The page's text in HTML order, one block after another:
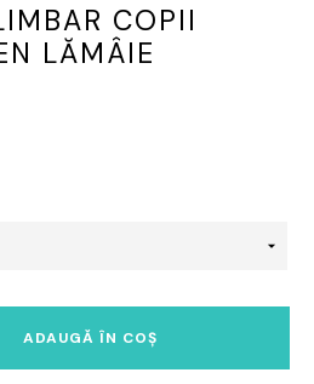
COPII
LĂMÂIE
ADAUGĂ ÎN COȘ